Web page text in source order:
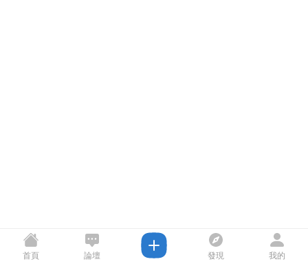
首頁 論壇 發現 我的